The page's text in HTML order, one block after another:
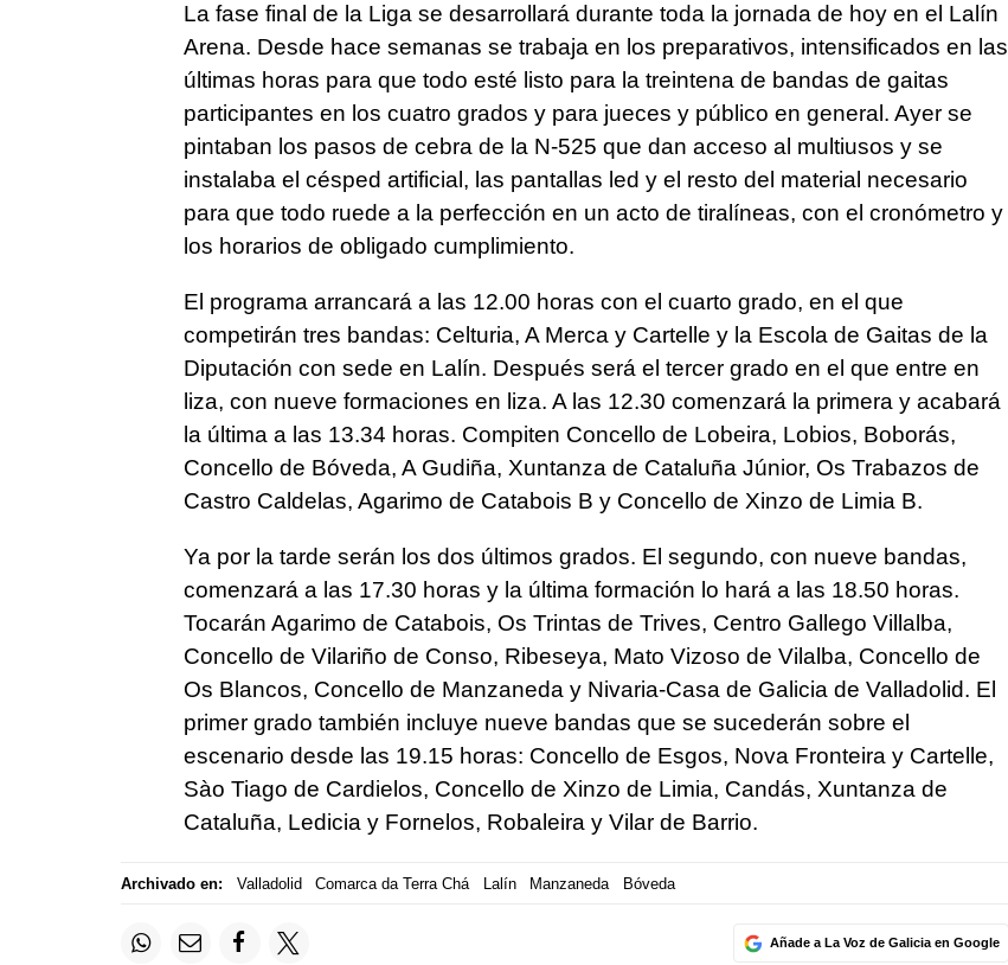
La fase final de la Liga se desarrollará durante toda la jornada de hoy en el Lalín
Arena. Desde hace semanas se trabaja en los preparativos, intensificados en las
últimas horas para que todo esté listo para la treintena de bandas de gaitas
participantes en los cuatro grados y para jueces y público en general. Ayer se
pintaban los pasos de cebra de la N-525 que dan acceso al multiusos y se
instalaba el césped artificial, las pantallas led y el resto del material necesario
para que todo ruede a la perfección en un acto de tiralíneas, con el cronómetro y
los horarios de obligado cumplimiento.
El programa arrancará a las 12.00 horas con el cuarto grado, en el que
competirán tres bandas: Celturia, A Merca y Cartelle y la Escola de Gaitas de la
Diputación con sede en Lalín. Después será el tercer grado en el que entre en
liza, con nueve formaciones en liza. A las 12.30 comenzará la primera y acabará
la última a las 13.34 horas. Compiten Concello de Lobeira, Lobios, Boborás,
Concello de Bóveda, A Gudiña, Xuntanza de Cataluña Júnior, Os Trabazos de
Castro Caldelas, Agarimo de Catabois B y Concello de Xinzo de Limia B.
Ya por la tarde serán los dos últimos grados. El segundo, con nueve bandas,
comenzará a las 17.30 horas y la última formación lo hará a las 18.50 horas.
Tocarán Agarimo de Catabois, Os Trintas de Trives, Centro Gallego Villalba,
Concello de Vilariño de Conso, Ribeseya, Mato Vizoso de Vilalba, Concello de
Os Blancos, Concello de Manzaneda y Nivaria-Casa de Galicia de Valladolid. El
primer grado también incluye nueve bandas que se sucederán sobre el
escenario desde las 19.15 horas: Concello de Esgos, Nova Fronteira y Cartelle,
Sào Tiago de Cardielos, Concello de Xinzo de Limia, Candás, Xuntanza de
Cataluña, Ledicia y Fornelos, Robaleira y Vilar de Barrio.
Archivado en: Valladolid Comarca da Terra Chá Lalín Manzaneda Bóveda
Añade a La Voz de Galicia en Google